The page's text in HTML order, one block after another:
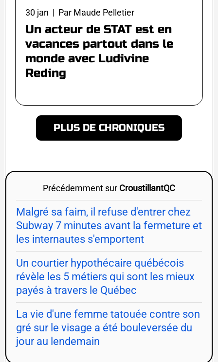
30 jan | Par Maude Pelletier
Un acteur de STAT est en
vacances partout dans le
monde avec Ludivine
Reding
PLUS DE CHRONIQUES
Précédemment sur CroustillantQC
Malgré sa faim, il refuse d'entrer chez
Subway 7 minutes avant la fermeture et
les internautes s'emportent
Un courtier hypothécaire québécois
révèle les 5 métiers qui sont les mieux
payés à travers le Québec
La vie d'une femme tatouée contre son
gré sur le visage a été bouleversée du
jour au lendemain